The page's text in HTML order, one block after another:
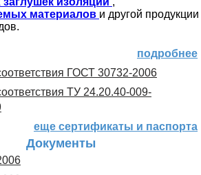
материалов и другой продукции
подробнее
ГОСТ 30732-2006
ТУ 24.20.40-009-
еще сертификаты и паспорта
Документы